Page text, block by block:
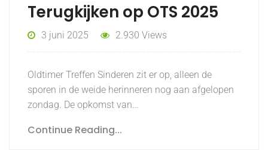
Terugkijken op OTS 2025
3 juni 2025 2.930 Views
Oldtimer Treffen Sinderen zit er op, alleen de
sporen in de weide herinneren nog aan afgelopen
zondag. De opkomst van…
Continue Reading...